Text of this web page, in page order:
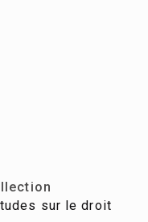
sur le droit